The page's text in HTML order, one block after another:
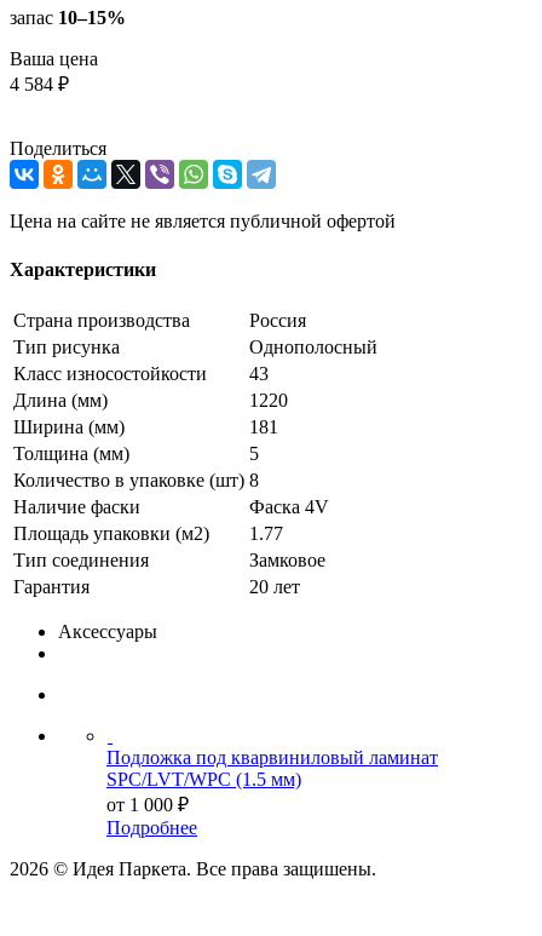
запас 10–15%
Ваша цена
4 584 ₽
Поделиться
Цена на сайте не является публичной офертой
Характеристики
Страна производства
Россия
Тип рисунка
Однополосный
Класс износостойкости
43
Длина (мм)
1220
Ширина (мм)
181
Толщина (мм)
5
Количество в упаковке (шт) 8
Наличие фаски
Фаска 4V
Площадь упаковки (м2)
1.77
Тип соединения
Замковое
Гарантия
20 лет
Аксессуары
Подложка под кварвиниловый ламинат
SPC/LVT/WPC (1.5 мм)
от 1 000 ₽
Подробнее
2026 © Идея Паркета. Все права защишены.